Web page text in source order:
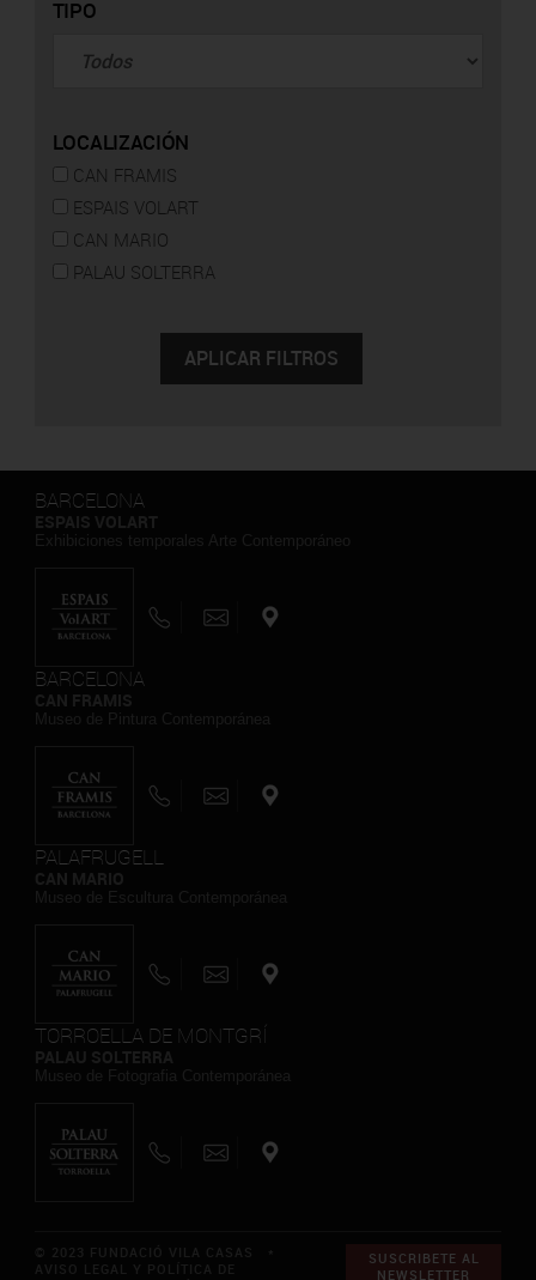
TIPO
LOCALIZACIÓN
CAN FRAMIS
ESPAIS VOLART
CAN MARIO
PALAU SOLTERRA
BARCELONA
BARCELONA
PALAFRUGELL
TORROELLA DE MONTGRÍ
SUSCRIBETE AL
NEWSLETTER